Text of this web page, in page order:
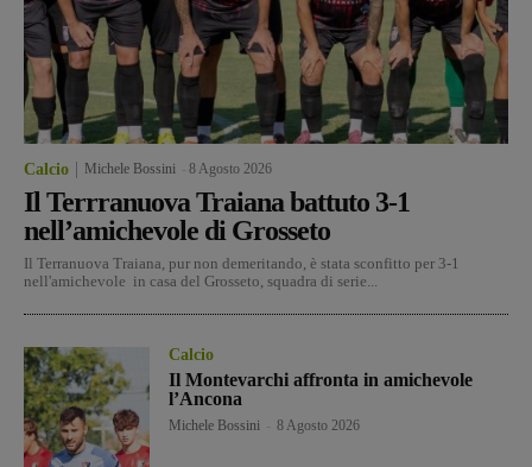
Calcio Michele Bossini 8 Agosto 2026
Il Terrranuova Traiana battuto 3-1
nell’amichevole di Grosseto
Il Terranuova Traiana, pur non demeritando, è stata sconfitto per 3-1
nell'amichevole in casa del Grosseto, squadra di serie...
Calcio
Il Montevarchi affronta in amichevole
l’Ancona
Michele Bossini 8 Agosto 2026